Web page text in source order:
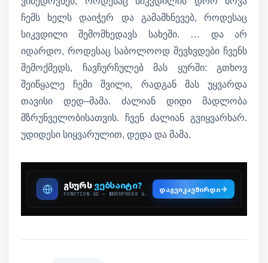
ჩემს ხელს დაიჭერ და გამამხნევებ, როდესაც
სიკვდილი შემომხედავს სახეში. … და არ
იდარდო, როდესაც საბოლოოდ შევხვდები ჩვენს
შემოქმედს, ჩავჩურჩულებ მას ყურში: გთხოვ
შეიწყალე ჩემი შვილი, რადგან მას უყვარდა
თავისი დედ–მამა. ძალიან დიდი მადლობა
მზრუნველობისათვის. ჩვენ ძალიან გვიყვარხარ.
უდიდესი სიყვარულით, დედა და მამა.